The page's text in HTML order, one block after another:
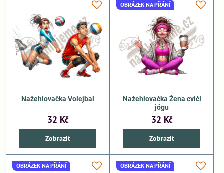
Nažehlovačka Volejbal
32 Kč
Zobrazit
OBRÁZEK NA PŘÁNÍ
Nažehlovačka Žena cvičí
jógu
32 Kč
Zobrazit
OBRÁZEK NA PŘÁNÍ OBRÁZEK NA PŘÁNÍ